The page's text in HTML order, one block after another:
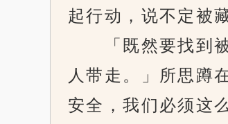
起行动，说不定被
「既然要找到被
人带走。」所思蹲
安全，我们必须这